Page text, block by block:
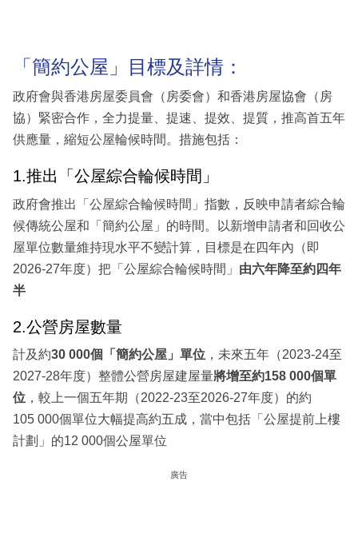
「簡約公屋」目標及詳情：
政府會與香港房屋委員會（房委會）和香港房屋協會（房
協）緊密合作，全力提量、提速、提效、提質，推高首五年
供應量，縮短公屋輪候時間。措施包括：
1.推出「公屋綜合輪候時間」
政府會推出「公屋綜合輪候時間」指數，反映申請者綜合輪
候傳統公屋和「簡約公屋」的時間。以新增申請者和回收公
屋單位數量維持現水平不變計算，目標是在四年內（即
2026-27年度）把「公屋綜合輪候時間」 由六年降至約四年
半
2.公營房屋數量
計及約30 000個「簡約公屋」單位 ，未來五年（2023-24至
2027-28年度）整體公營房屋建屋量將增至約158 000個單
位 ，較上一個五年期（2022-23至2026-27年度）的約
105 000個單位大幅提高約五成，當中包括「公屋提前上樓
計劃」的12 000個公屋單位
廣告